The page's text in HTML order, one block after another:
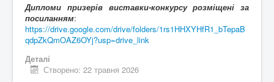
Дипломи призерів виставки-конкурсу розміщені за
посиланням:
https://drive.google.com/drive/folders/1rs1HHXYHfR1_bTepaB
qdpZkQmOAZ6OYj?usp=drive_link
Деталі
Створено: 22 травня 2026